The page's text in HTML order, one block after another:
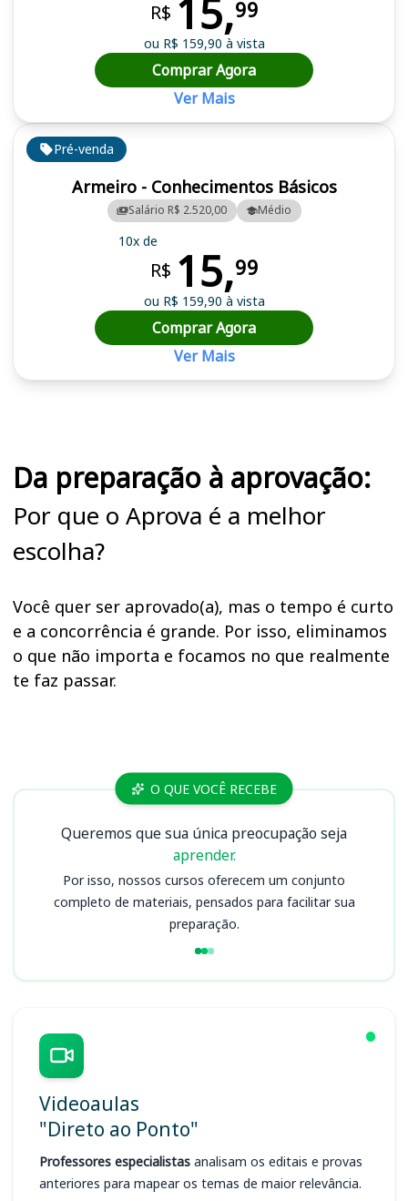
Pré-venda
Armeiro - Conhecimentos Básicos
Salário R$ 2.520,00 Médio
10x de
R$ 15,99
ou R$ 159,90 à vista
Comprar Agora
Ver Mais
R$ 15,99
ou R$ 159,90 à vista
Comprar Agora
Ver Mais
Da preparação à aprovação:
Por que o Aprova é a melhor
escolha?
Você quer ser aprovado(a), mas o tempo é curto
e a concorrência é grande. Por isso, eliminamos
o que não importa e focamos no que realmente
te faz passar.
Cursos O QUE VOCÊ RECEBE
Queremos que sua única preocupação seja
aprender.
Por isso, nossos cursos oferecem um conjunto
completo de materiais, pensados para facilitar sua
preparação.
Videoaulas
"Direto ao Ponto"
Professores especialistas analisam os editais e provas
anteriores para mapear os temas de maior relevância.